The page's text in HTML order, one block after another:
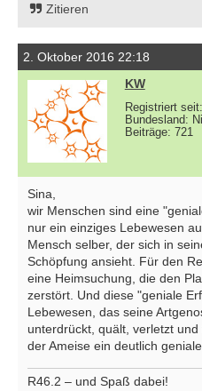
Zitieren
2. Oktober 2016 22:18
KW
Registriert
Bundesland:
Beiträge: 721
Sina,
wir Menschen sind eine
nur ein einziges Lebewesen
Mensch selber, der sich in
Schöpfung ansieht. Für den
eine Heimsuchung, die den
zerstört. Und diese "geniale
Lebewesen, das seine
unterdrückt, quält, verletzt
der Ameise ein deutlich
R46.2 – und Spaß dabei!